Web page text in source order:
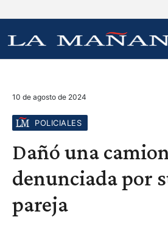
10 de agosto de 2024
POLICIALES
Dañó una
denunciada por
pareja